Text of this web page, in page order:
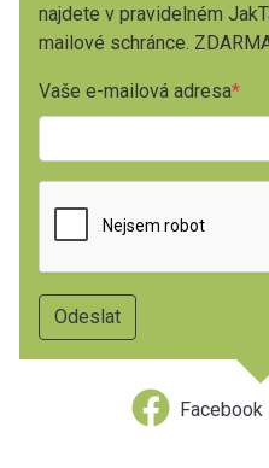
najdete v pravidelném
mailové schránce.
Vaše e-mailová adresa
Facebook